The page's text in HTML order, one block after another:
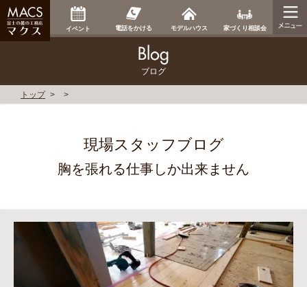
イベント 電話をかける モデルハウス 家づくり相談会
ブログ
トップ
現場スタッフブログ
胸を張れる仕事しか出来ません